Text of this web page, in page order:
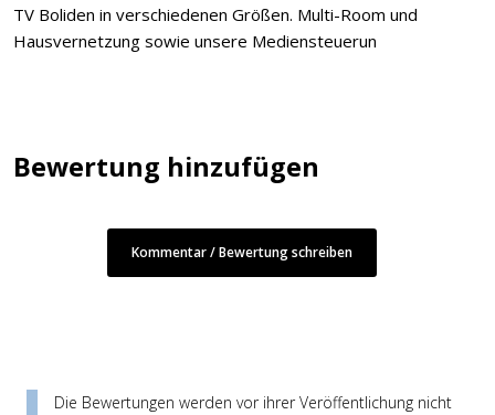
TV Boliden in verschiedenen Größen. Multi-Room und
Hausvernetzung sowie unsere Mediensteuerun
Bewertung hinzufügen
Kommentar / Bewertung schreiben
Die Bewertungen werden vor ihrer Veröffentlichung nicht